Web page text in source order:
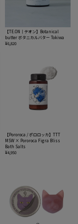
【TE.ON｜テオン】Botanical
butter ボタニカルバター Tokiwa
¥6,820
【Pororoca / ポロロッカ】TTT
MSW × Pororoca Figra Bliss
Bath Salts
¥4,950